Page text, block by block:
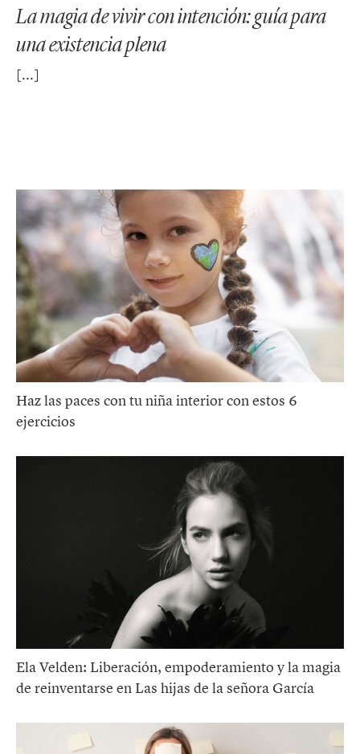
La magia de vivir con intención: guía para
una existencia plena
Haz las paces con tu niña interior con estos 6
ejercicios
Ela Velden: Liberación, empoderamiento y la magia
de reinventarse en Las hijas de la señora García